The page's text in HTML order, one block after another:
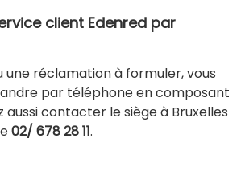
client Edenred par
une réclamation à formuler, vous
par téléphone en composant
aussi contacter le siège à Bruxelles
02/ 678 28 11.